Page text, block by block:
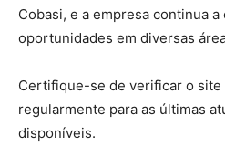
Cobasi, e a empresa continua
oportunidades em diversas
Certifique-se de verificar o site
regularmente para as últimas
disponíveis.